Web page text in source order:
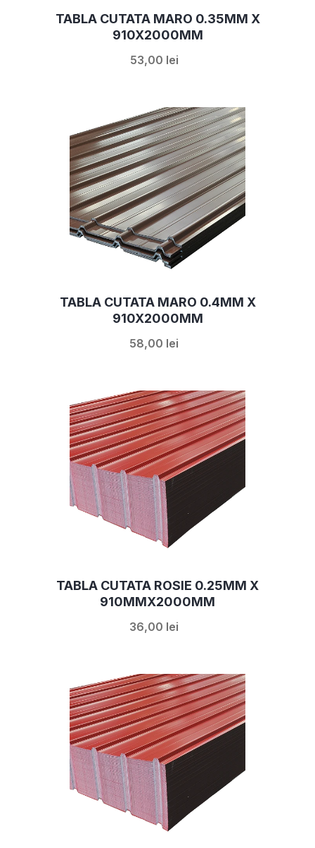
TABLA CUTATA MARO 0.35MM X
910X2000MM
53,00 lei
TABLA CUTATA MARO 0.4MM X
910X2000MM
58,00 lei
TABLA CUTATA ROSIE 0.25MM X
910MMX2000MM
36,00 lei